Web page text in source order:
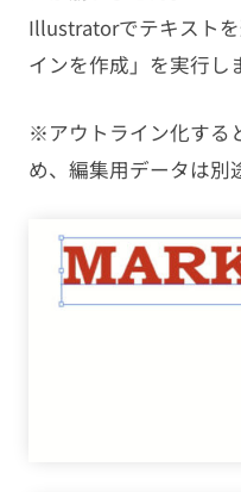
Illustratorでテキスト
インを作成」を実行し
※アウトライン化する
め、編集用データは別